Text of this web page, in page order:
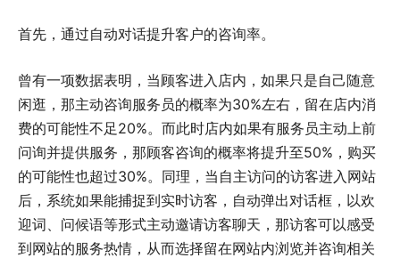
首先，通过自动对话提升客户的咨询率。
曾有一项数据表明，当顾客进入店内，如果只是自己随意
闲逛，那主动咨询服务员的概率为30%左右，留在店内消
费的可能性不足20%。而此时店内如果有服务员主动上前
问询并提供服务，那顾客咨询的概率将提升至50%，购买
的可能性也超过30%。同理，当自主访问的访客进入网站
后，系统如果能捕捉到实时访客，自动弹出对话框，以欢
迎词、问候语等形式主动邀请访客聊天，那访客可以感受
到网站的服务热情，从而选择留在网站内浏览并咨询相关